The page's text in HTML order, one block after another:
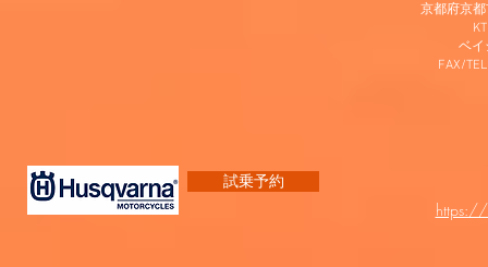
京都府京
ベイ
FAX/
試乗予約
https://